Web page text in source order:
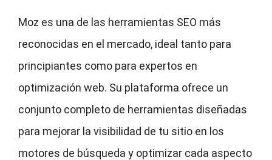
Moz es una de las herramientas SEO más
reconocidas en el mercado, ideal tanto para
principiantes como para expertos en
optimización web. Su plataforma ofrece un
conjunto completo de herramientas diseñadas
para mejorar la visibilidad de tu sitio en los
motores de búsqueda y optimizar cada aspecto